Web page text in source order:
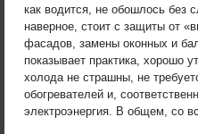
как водится, не обошлось без
наверное, стоит с защиты от
фасадов, замены оконных и
показывает практика, хорошо
холода не страшны, не
обогревателей и,
электроэнергия. В общем, со